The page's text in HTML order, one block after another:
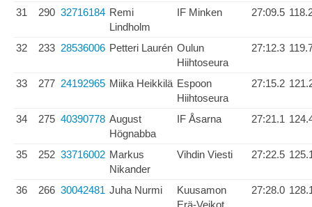
31 290 32716184 Remi
Lindholm
IF Minken 27:09.5
32 233 28536006 Petteri Laurén Oulun
Hiihtoseura
27:12.3
33 277 24192965 Miika Heikkilä Espoon
Hiihtoseura
27:15.2
34 275 40390778 August
Högnabba
IF Åsarna 27:21.1
35 252 33716002 Markus
Nikander
Vihdin Viesti 27:22.5
36 266 30042481 Juha Nurmi
Kuusamon
Erä-Veikot
27:28.0